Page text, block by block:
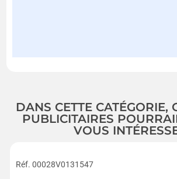
DANS CETTE CATÉGORIE,
PUBLICITAIRES
VOUS
Réf. 00028V0131547